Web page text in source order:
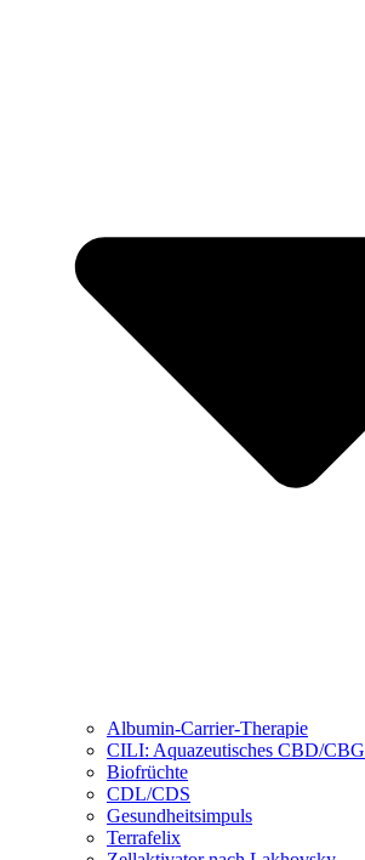
Albumin-Carrier-Therapie
CILI: Aquazeutisches CBD/CBG
Biofrüchte
CDL/CDS
Gesundheitsimpuls
Terrafelix